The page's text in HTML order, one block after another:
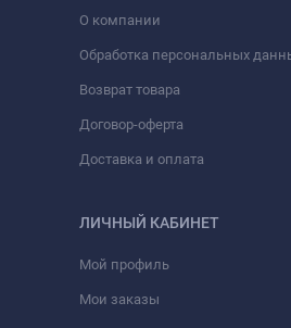
О компании
Обработка персональных
Возврат товара
Договор-оферта
Доставка и оплата
ЛИЧНЫЙ КАБИНЕТ
Мой профиль
Мои заказы